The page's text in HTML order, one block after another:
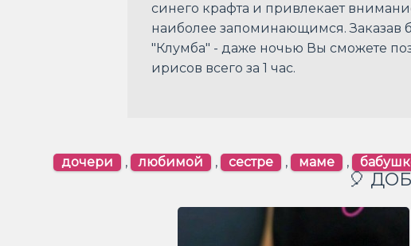
синего крафта и привлекает
наиболее запоминающимся. Заказав
"Клумба" - даже ночью Вы сможете
ирисов всего за 1 час.
дочери , любимой , сестре , маме ,
🎈